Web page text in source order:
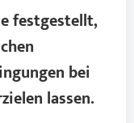
festgestellt,
bei
lassen.